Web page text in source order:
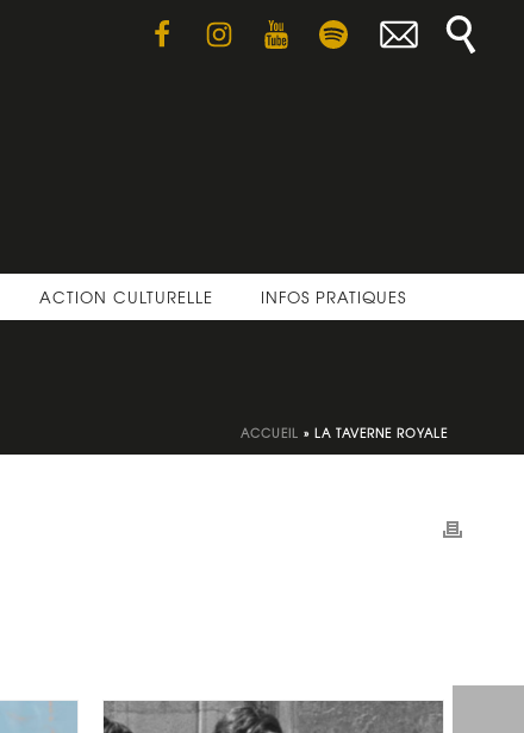
ACTION CULTURELLE INFOS PRATIQUES
ACCUEIL » LA TAVERNE ROYALE